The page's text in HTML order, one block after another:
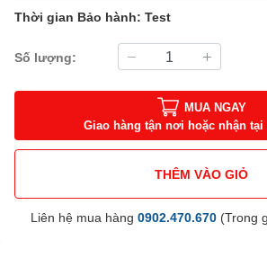
Thời gian Bảo hành: Test
Số lượng:
MUA NGAY
Giao hàng tận nơi hoặc nhận tại
THÊM VÀO GIỎ
Liên hệ mua hàng 0902.470.670(Trong